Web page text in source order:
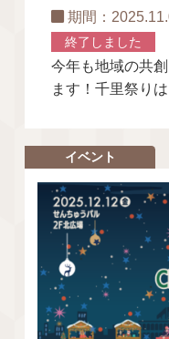
期間：
終了しました
今年も地域の共
ます！千里祭り
イベント